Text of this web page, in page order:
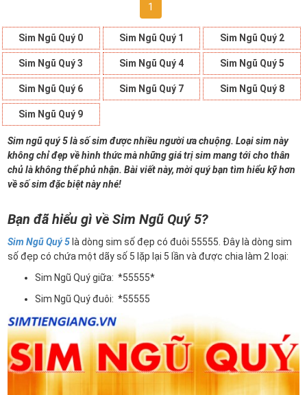
1
Sim Ngũ Quý 0 Sim Ngũ Quý 1 Sim Ngũ Quý 2
Sim Ngũ Quý 3 Sim Ngũ Quý 4 Sim Ngũ Quý 5
Sim Ngũ Quý 6 Sim Ngũ Quý 7 Sim Ngũ Quý 8
Sim Ngũ Quý 9
Sim ngũ quý 5 là số sim được nhiều người ưa chuộng. Loại sim này
không chỉ đẹp về hình thức mà những giá trị sim mang tới cho thân
chủ là không thể phủ nhận. Bài viết này, mời quý bạn tìm hiểu kỹ hơn
về số sim đặc biệt này nhé!
Bạn đã hiểu gì về Sim Ngũ Quý 5?
Sim Ngũ Quý 5 là dòng sim số đẹp có đuôi 55555. Đây là dòng sim
số đẹp có chứa một dãy số 5 lặp lại 5 lần và được chia làm 2 loại:
Sim Ngũ Quý giữa: *55555*
Sim Ngũ Quý đuôi: *55555